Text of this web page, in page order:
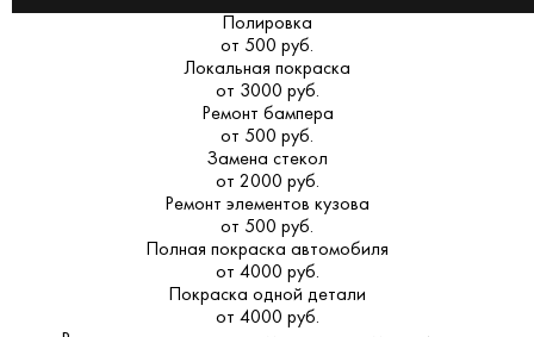
Полировка
от 500 руб.
Локальная покраска
от 3000 руб.
Ремонт бампера
от 500 руб.
Замена стекол
от 2000 руб.
Ремонт элементов кузова
от 500 руб.
Полная покраска автомобиля
от 4000 руб.
Покраска одной детали
от 4000 руб.